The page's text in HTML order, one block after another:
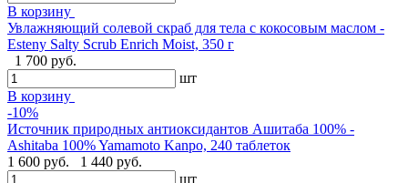
В корзину
Увлажняющий солевой скраб для тела с кокосовым маслом -
Esteny Salty Scrub Enrich Moist, 350 г
1 700 руб.
шт
В корзину
-10%
Источник природных антиоксидантов Ашитаба 100% -
Ashitaba 100% Yamamoto Kanpo, 240 таблеток
1 600 руб.
1 440 руб.
шт